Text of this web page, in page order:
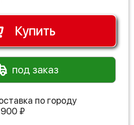
Купить
под заказ
по городу
900 ₽